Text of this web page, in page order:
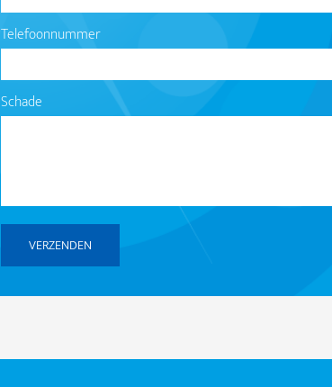
Telefoonnummer
Schade